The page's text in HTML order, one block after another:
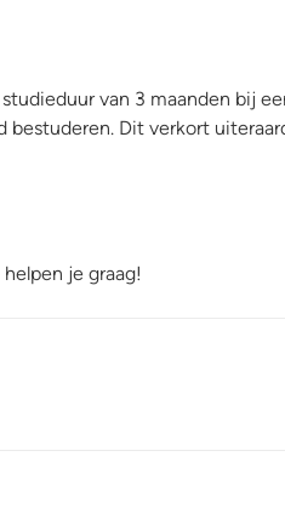
van 3 maanden bij
bestuderen. Dit verkort
helpen je graag!